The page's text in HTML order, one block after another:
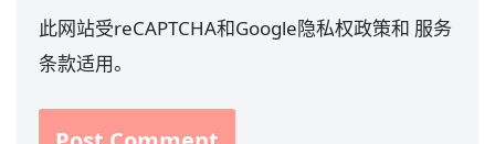
此网站受reCAPTCHA和Google隐私权政策和 服务
条款适用。